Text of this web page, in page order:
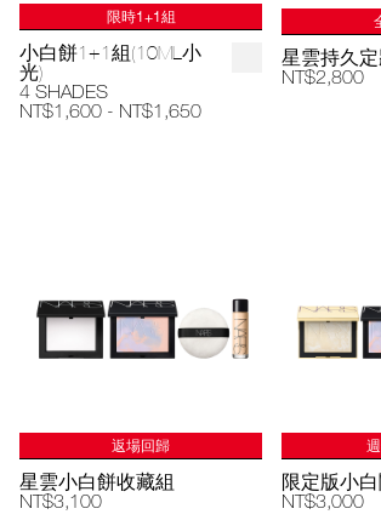
限時1+1組
小白餅1+1組(10ML小
光)
4 SHADES
NT$1,600 - NT$1,650
星雲持久定
NT$2,800
返場回歸
星雲小白餅收藏組
NT$3,100
限定版小
NT$3,000